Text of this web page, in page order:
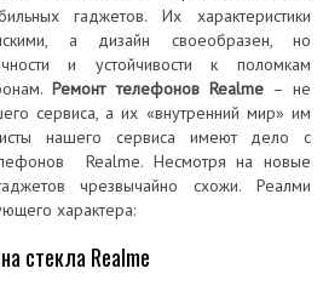
гаджетов. Их характеристики
а дизайн своеобразен, но
и устойчивости к поломкам
Ремонт телефонов Realme– не
сервиса, а их «внутренний мир» им
нашего сервиса имеют дело с
Realme. Несмотря на новые
чрезвычайно схожи. Реалми
характера:
стекла Realme